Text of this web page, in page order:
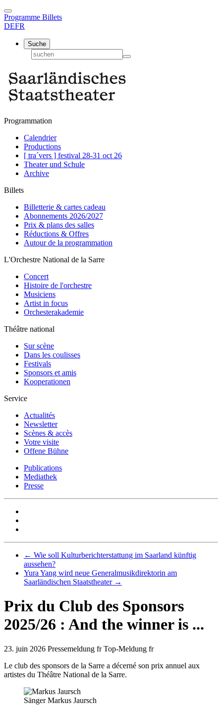
Programme Billets
DEFR
Suche
Programmation
Calendrier
Productions
[ tra´vers ] festival 28-31 oct 26
Theater und Schule
Archive
Billets
Billetterie & cartes cadeau
Abonnements 2026/2027
Prix & plans des salles
Réductions & Offres
Autour de la programmation
L'Orchestre National de la Sarre
Concert
Histoire de l'orchestre
Musiciens
Artist in focus
Orchesterakademie
Théâtre national
Sur scène
Dans les coulisses
Festivals
Sponsors et amis
Kooperationen
Service
Actualités
Newsletter
Scènes & accès
Votre visite
Offene Bühne
Publications
Mediathek
Presse
← Wie soll Kulturberichterstattung im Saarland künftig
aussehen?
Yura Yang wird neue Generalmusikdirektorin am
Saarländischen Staatstheater →
Prix du Club des Sponsors
2025/26 : And the winner is ...
23. juin 2026 Pressemeldung fr Top-Meldung fr
Le club des sponsors de la Sarre a décerné son prix annuel aux
artistes du Théâtre National de la Sarre.
Sänger Markus Jaursch